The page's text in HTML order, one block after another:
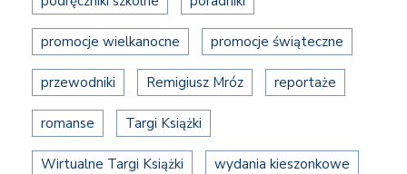
promocje wielkanocne promocje świąteczne
przewodniki Remigiusz Mróz reportaże
romanse Targi Książki
Wirtualne Targi Książki wydania kieszonkowe